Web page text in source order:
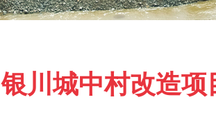
银川城中村改造